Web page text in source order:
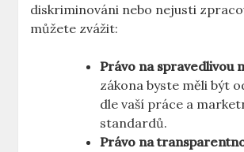
diskriminováni nebo nejusti
můžete zvážit:
Právo na spravedlivou
zákona byste měli být
dle vaší práce a
standardů.
Právo na